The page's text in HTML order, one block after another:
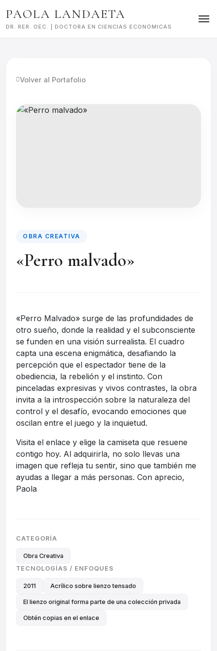
to
content
PAOLA LANDAETA
DR. RER. OEC. | DOCTORA EN CIENCIAS ECONÓMICAS
Volver al Portafolio
OBRA CREATIVA
«Perro malvado»
«Perro Malvado» surge de las profundidades de
otro sueño, donde la realidad y el subconsciente
se funden en una visión surrealista. El cuadro
capta una escena enigmática, desafiando la
percepción que el espectador tiene de la
obediencia, la rebelión y el instinto. Con
pinceladas expresivas y vivos contrastes, la obra
invita a la introspección sobre la naturaleza del
control y el desafío, evocando emociones que
oscilan entre el juego y la inquietud.
Visita el enlace y elige la camiseta que resuene
contigo hoy. Al adquirirla, no solo llevas una
imagen que refleja tu sentir, sino que también me
ayudas a llegar a más personas. Con aprecio,
Paola
CATEGORÍA
Obra Creativa
TECNOLOGÍAS / ENFOQUES
2011 Acrílico sobre lienzo tensado
El lienzo original forma parte de una colección privada
Obtén copias en el enlace